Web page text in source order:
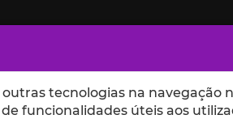
tecnologias na navegação
funcionalidades úteis aos